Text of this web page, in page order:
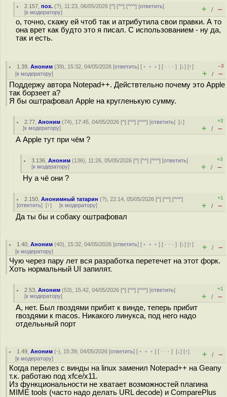
2.157 ,пох. (?), 11:23, 06/05/2026 [^] [^^] [^^^] [ответить]
[к модератору] + / –
о, точно, скажу ей чтоб так и атрибутила свои правки. А то
она врет как будто это я писал. С использованием - ну да,
так и есть.
1.39 ,Аноним (39), 15:32, 04/05/2026 [ответить] [ ﹢﹢﹢] [ · · ·][↓] [↑]
[к модератору]
–3
+ / –
Поддержу автора Notepad++. Действтельно почему это Apple
так борзеет а?
Я бы оштрафовал Apple на кругленькую сумму.
2.77 ,Аноним (74), 17:45, 04/05/2026 [^] [^^] [^^^] [ответить][↓]
[к модератору]
+2
+ / –
А Apple тут при чём ?
3.136 ,Аноним (136), 11:26, 05/05/2026 [^] [^^] [^^^] [ответить]
[к модератору]
+3
+ / –
Ну а чё они ?
2.150 ,Анонимный татарин (?), 22:14, 05/05/2026 [^] [^^] [^^^]
[ответить] [↑] [к модератору]
+1
+ / –
Да ты бы и собаку оштрафовал
1.40 ,Аноним (40), 15:32, 04/05/2026 [ответить] [ ﹢﹢﹢] [ · · ·][↓] [↑]
[к модератору] + / –
Чую через пару лет вся разработка перетечет на этот форк.
Хоть нормальный UI запилят.
2.53 ,Аноним (53), 15:42, 04/05/2026 [^] [^^] [^^^] [ответить]
[к модератору]
+1
+ / –
А, нет. Был гвоздями прибит к винде, теперь прибит
гвоздями к macos. Никакого линукса, под него надо
отделььный порт
1.49 ,Аноним (-), 15:39, 04/05/2026 [ответить] [ ﹢﹢﹢] [ · · ·][↓] [↑]
[к модератору] + / –
Когда перелез с винды на linux заменил Notepad++ на Geany
т.к. работаю под xfce/x11.
Из функциональности не хватает возможностей плагина
MIME tools (часто надо делать URL decode) и ComparePlus